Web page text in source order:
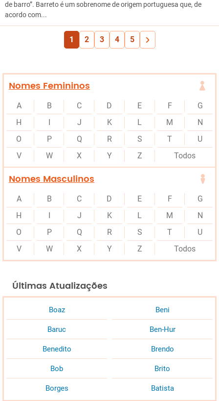
de barro”. Barreto é um sobrenome de origem portuguesa que, de
acordo com...
1 2 3 4 5
Nomes Femininos
A B C D E F
G
H
J K L M
N
O
P Q R S T
U
V
W X Y Z Todos
Nomes Masculinos
A B C D E F
G
H
J K L M
N
O
P Q R S T
U
V
W X Y Z Todos
Últimas Atualizações
Boaz Beni
Baruc Ben-Hur
Benedito Brendo
Bob Brito
Borges Batista